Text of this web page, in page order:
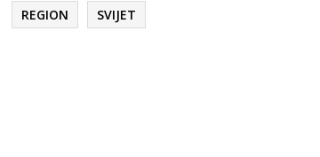
REGION SVIJET